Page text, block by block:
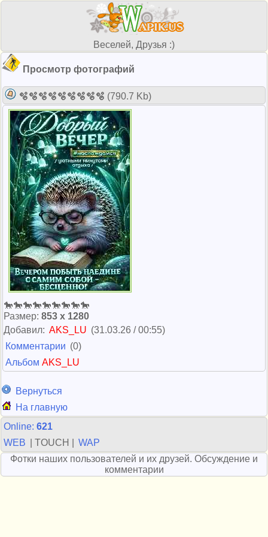
Веселей, Друзья :)
Просмотр фотографий
🫧🫧🫧🫧🫧🫧🫧🫧🫧 (790.7 Kb)
🐎🐎🐎🐎🐎🐎🐎🐎🐎
Размер: 853 х 1280
Добавил: AKS_LU (31.03.26 / 00:55)
Комментарии (0)
Альбом AKS_LU
Вернуться
На главную
Online: 621
WEB
| TOUCH |
WAP
Фотки наших пользователей и их друзей. Обсуждение и
комментарии